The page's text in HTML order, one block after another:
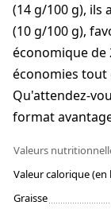
(14 g/100 g), ils
(10 g/100 g),
économique de
économies tout
Qu'attendez-
format
Valeurs
Valeur calorique (en
Graisse